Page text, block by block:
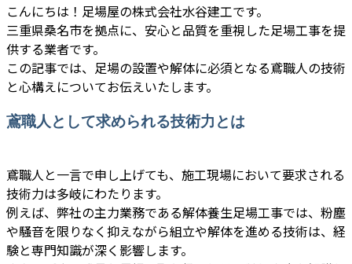
こんにちは！足場屋の株式会社水谷建工です。
三重県桑名市を拠点に、安心と品質を重視した足場工事を提
供する業者です。
この記事では、足場の設置や解体に必須となる鳶職人の技術
と心構えについてお伝えいたします。
鳶職人として求められる技術力とは
鳶職人と一言で申し上げても、施工現場において要求される
技術力は多岐にわたります。
例えば、弊社の主力業務である解体養生足場工事では、粉塵
や騒音を限りなく抑えながら組立や解体を進める技術は、経
験と専門知識が深く影響します。